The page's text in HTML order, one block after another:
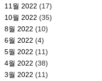
11월 2022 (17)
10월 2022 (35)
8월 2022 (10)
6월 2022 (4)
5월 2022 (11)
4월 2022 (38)
3월 2022 (11)